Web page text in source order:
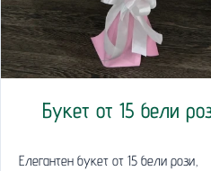
Букет от 15 бели
Елегантен букет от 15 бели рози,